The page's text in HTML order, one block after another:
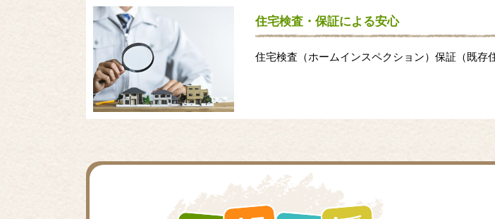
住宅検査・保証による安心
住宅検査（ホームインスペクション）保証（既存